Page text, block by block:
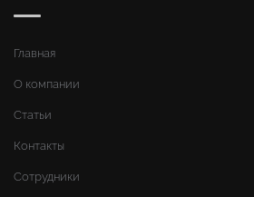
Главная
О компании
Статьи
Контакты
Сотрудники